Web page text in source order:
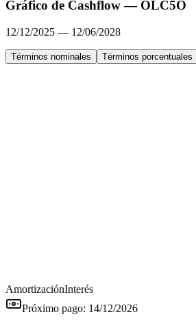
Gráfico de Cashflow — OLC5O
12/12/2025 — 12/06/2028
Términos nominales Términos porcentuales
AmortizaciónInterés
Próximo pago: 14/12/2026